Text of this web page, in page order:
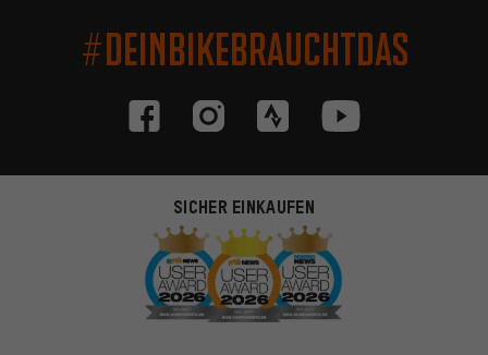
#DEINBIKEBRAUCHTDAS
SICHER EINKAUFEN